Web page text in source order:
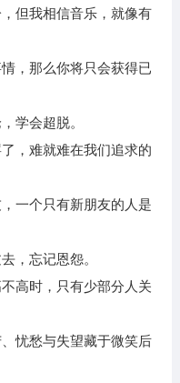
但我相信音乐，就像有
，那么你将只会获得已
学会超脱。
，难就难在我们追求的
一个只有新朋友的人是
，忘记恩怨。
高时，只有少部分人关
忧愁与失望藏于微笑后